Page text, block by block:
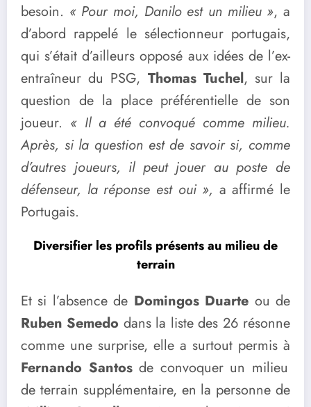
besoin. « Pour moi, Danilo est un milieu », a
d’abord rappelé le sélectionneur portugais,
qui s’était d’ailleurs opposé aux idées de l’ex-
entraîneur du PSG, Thomas Tuchel, sur la
question de la place préférentielle de son
joueur. « Il a été convoqué comme milieu.
Après, si la question est de savoir si, comme
d’autres joueurs, il peut jouer au poste de
défenseur, la réponse est oui », a affirmé le
Portugais.
Diversifier les profils présents au milieu de
terrain
Et si l’absence de Domingos Duarte ou de
Ruben Semedo dans la liste des 26 résonne
comme une surprise, elle a surtout permis à
Fernando Santosde convoquer un milieu
de terrain supplémentaire, en la personne de